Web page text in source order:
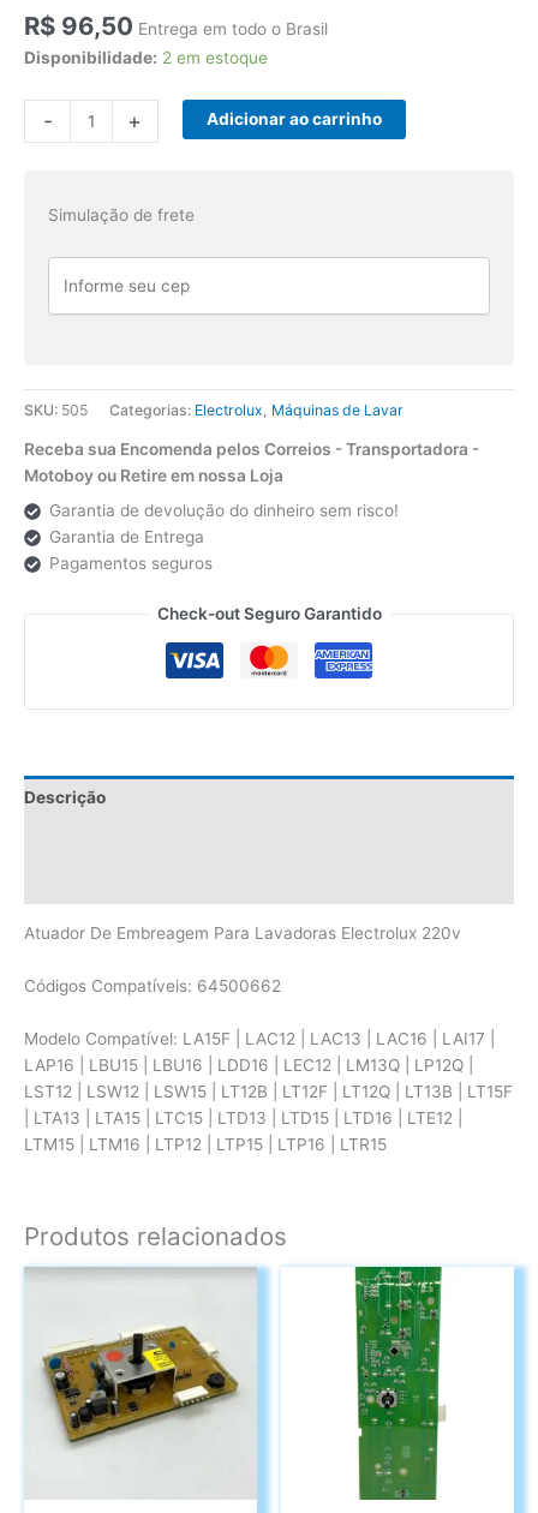
R$ 96,50 Entrega em todo o Brasil
Disponibilidade: 2 em estoque
-
De
Lavadoras
quantidade
+ Adicionar ao carrinho
Simulação de frete
SKU: 505 Categorias: Electrolux Máquinas de Lavar
Receba sua Encomenda pelos Correios - Transportadora -
Motoboy ou Retire em nossa Loja
Garantia de devolução do dinheiro sem risco!
Garantia de Entrega
Pagamentos seguros
Check-out Seguro Garantido
Descrição
Atuador De Embreagem Para Lavadoras Electrolux 220v
Códigos Compatíveis: 64500662
Modelo Compatível: LA15F | LAC12 | LAC13 | LAC16 | LAI17 |
LAP16 | LBU15 | LBU16 | LDD16 | LEC12 | LM13Q | LP12Q |
LST12 | LSW12 | LSW15 | LT12B | LT12F | LT12Q | LT13B | LT15F
| LTA13 | LTA15 | LTC15 | LTD13 | LTD15 | LTD16 | LTE12 |
LTM15 | LTM16 | LTP12 | LTP15 | LTP16 | LTR15
Produtos relacionados